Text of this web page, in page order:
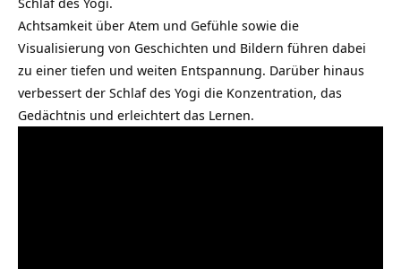
Achtsamkeit über Atem und Gefühle sowie die
Visualisierung von Geschichten und Bildern führen dabei
zu einer tiefen und weiten Entspannung. Darüber hinaus
verbessert der Schlaf des Yogi die Konzentration, das
Gedächtnis und erleichtert das Lernen.